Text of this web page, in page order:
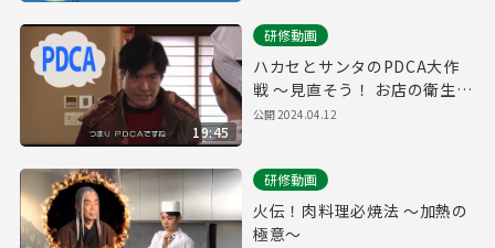
19:45
研修動画
ハカセとサンタのPDCA大作
戦 ～見直そう！ お店の衛生管
理～
公開2024.04.12
研修動画
火伝！肉料理必焼法 ～加熱の
極意～